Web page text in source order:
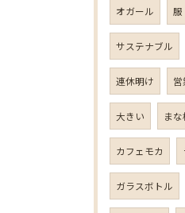
オガール 服
サステナブル
連休明け 営
大きい まな
カフェモカ
ガラスボトル